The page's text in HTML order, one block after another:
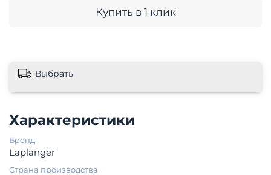
Купить в 1 клик
Выбрать
Характеристики
Бренд
Laplanger
Страна производства